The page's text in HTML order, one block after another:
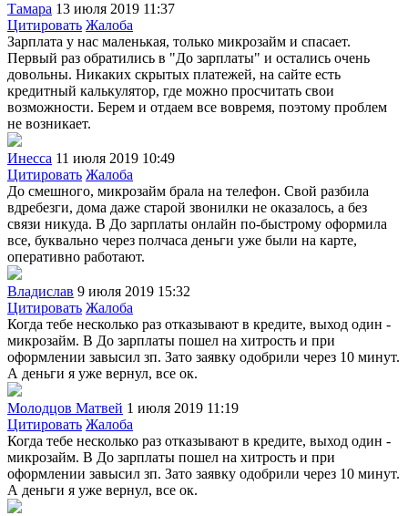
Тамара 13 июля 2019 11:37
Цитировать Жалоба
Зарплата у нас маленькая, только микрозайм и спасает.
Первый раз обратились в "До зарплаты" и остались очень
довольны. Никаких скрытых платежей, на сайте есть
кредитный калькулятор, где можно просчитать свои
возможности. Берем и отдаем все вовремя, поэтому проблем
не возникает.
Инесса 11 июля 2019 10:49
Цитировать Жалоба
До смешного, микрозайм брала на телефон. Свой разбила
вдребезги, дома даже старой звонилки не оказалось, а без
связи никуда. В До зарплаты онлайн по-быстрому оформила
все, буквально через полчаса деньги уже были на карте,
оперативно работают.
Владислав 9 июля 2019 15:32
Цитировать Жалоба
Когда тебе несколько раз отказывают в кредите, выход один -
микрозайм. В До зарплаты пошел на хитрость и при
оформлении завысил зп. Зато заявку одобрили через 10 минут.
А деньги я уже вернул, все ок.
Молодцов Матвей 1 июля 2019 11:19
Цитировать Жалоба
Когда тебе несколько раз отказывают в кредите, выход один -
микрозайм. В До зарплаты пошел на хитрость и при
оформлении завысил зп. Зато заявку одобрили через 10 минут.
А деньги я уже вернул, все ок.